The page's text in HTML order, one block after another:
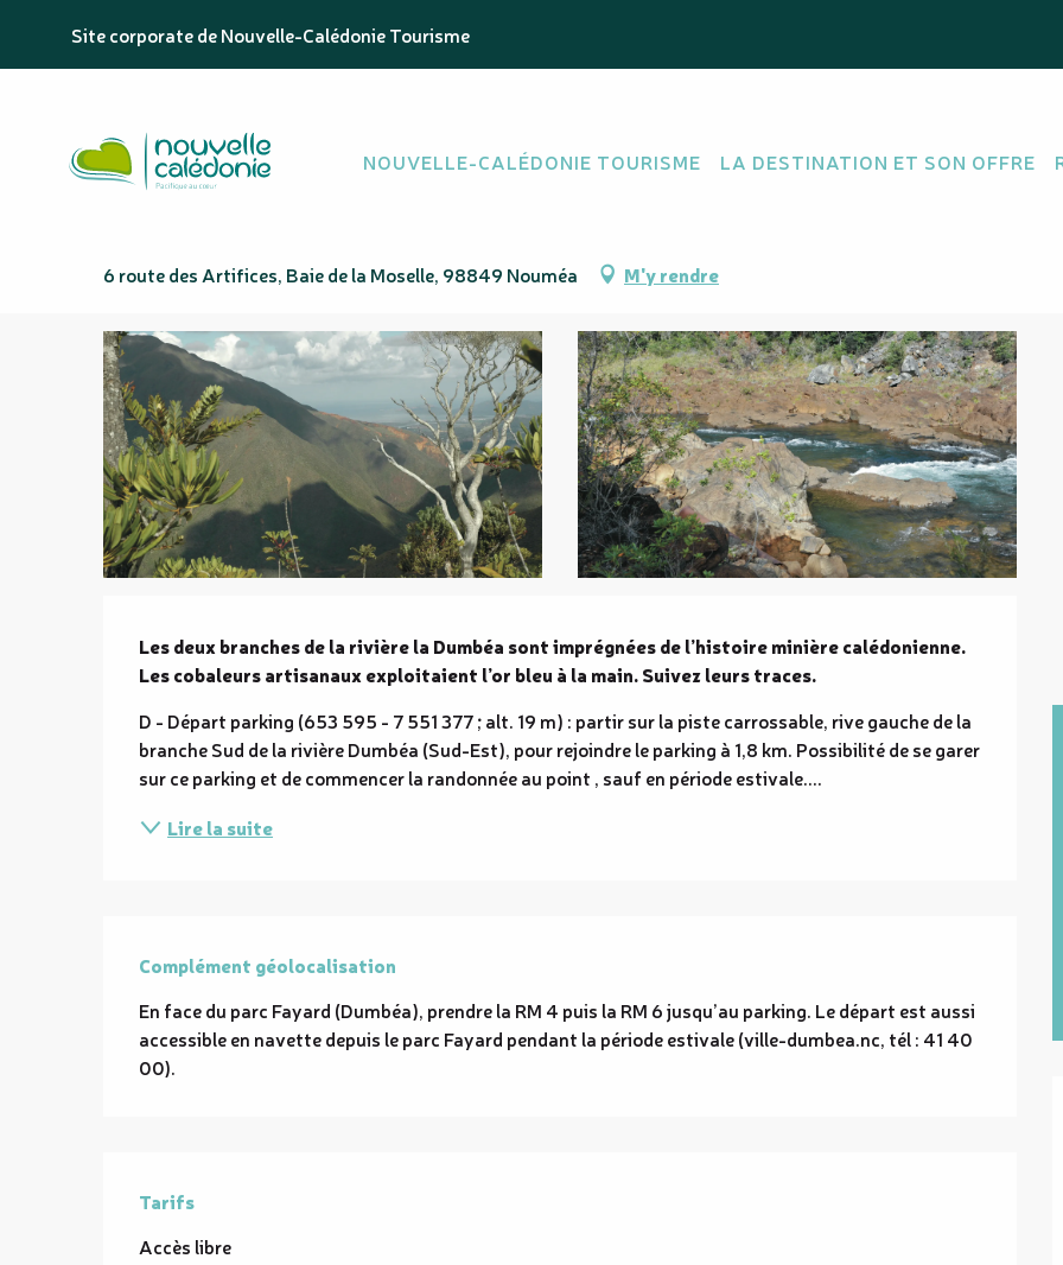
contenu
Site corporate de Nouvelle-Calédonie Tourisme
NOUVELLE-CALÉDONIE TOURISME LA DESTINATION ET SON OFFRE
Homepage Sentier des Cobaleurs
Sentier des Cobaleurs
LOISIRS SPORTIFS
6 route des Artifices, Baie de la Moselle, 98849 Nouméa
M'y rendre
Description
Les deux branches de la rivière la Dumbéa sont imprégnées de l’histoire minière calédonienne.
Les cobaleurs artisanaux exploitaient l’or bleu à la main. Suivez leurs traces.
D - Départ parking (653 595 - 7 551 377 ; alt. 19 m) : partir sur la piste carrossable, rive gauche de la
branche Sud de la rivière Dumbéa (Sud-Est), pour rejoindre le parking à 1,8 km. Possibilité de se garer
sur ce parking et de commencer la randonnée au point , sauf en période estivale....
Lire la suite
Complément géolocalisation
Complément géolocalisation
En face du parc Fayard (Dumbéa), prendre la RM 4 puis la RM 6 jusqu’au parking. Le départ est aussi
accessible en navette depuis le parc Fayard pendant la période estivale (ville-dumbea.nc, tél : 41 40
00).
Tarifs
Accès libre